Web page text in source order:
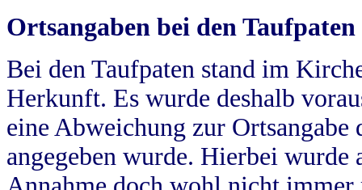
Ortsangaben bei den Taufpaten
Bei den Taufpaten stand im
Herkunft. Es wurde deshalb
eine Abweichung zur
angegeben wurde. Hierbei wurde